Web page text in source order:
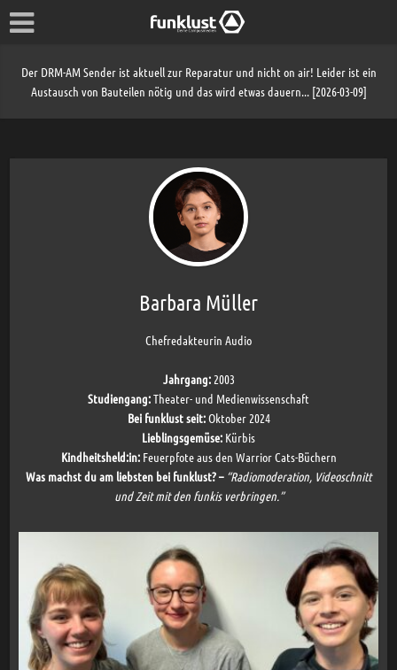
Der DRM-AM Sender ist aktuell zur Reparatur und nicht on air! Leider ist ein
Austausch von Bauteilen nötig und das wird etwas dauern... [2026-03-09]
Barbara Müller
Chefredakteurin Audio
Jahrgang:2003
Studiengang:Theater- und Medienwissenschaft
Bei funklust seit:Oktober 2024
Lieblingsgemüse: Kürbis
Kindheitsheld:in:Feuerpfote aus den Warrior Cats-Büchern
Was machst du am liebsten bei funklust? – “Radiomoderation, Videoschnitt
und Zeit mit den funkis verbringen.”